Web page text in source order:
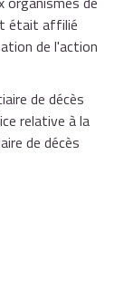
était affilié
de l'action
de décès
relative à la
de décès